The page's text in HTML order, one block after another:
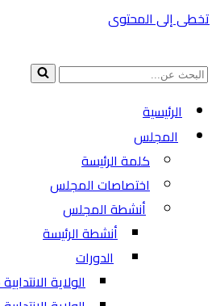
تخطى إلى المحتوى
البحث
الرئيسية
المجلس
كلمة الرئيسة
اختصاصات المجلس
أنشطة المجلس
أنشطة الرئيسة
الدورات
الولاية الانتدابية 2016-2021